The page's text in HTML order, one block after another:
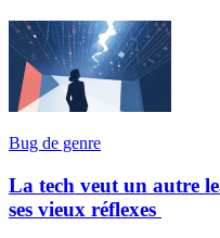
Bug de genre
La tech veut un autre
ses vieux réflexes